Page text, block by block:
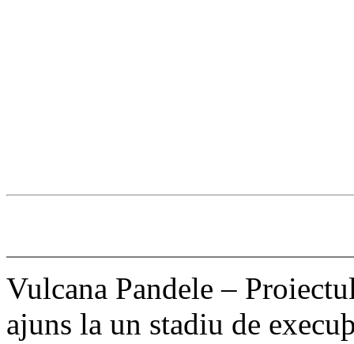
Vulcana Pandele –
ajuns la un stadiu de